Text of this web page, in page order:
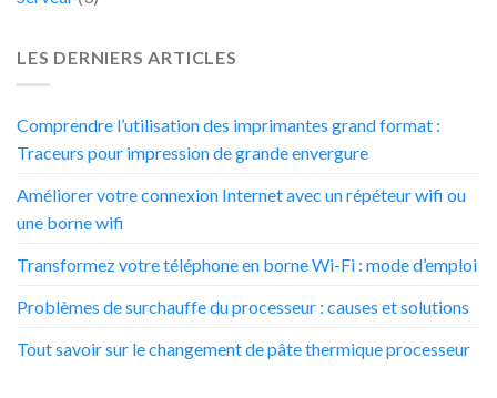
LES DERNIERS ARTICLES
Comprendre l’utilisation des imprimantes grand format :
Traceurs pour impression de grande envergure
Améliorer votre connexion Internet avec un répéteur wifi ou
une borne wifi
Transformez votre téléphone en borne Wi-Fi : mode d’emploi
Problèmes de surchauffe du processeur : causes et solutions
Tout savoir sur le changement de pâte thermique processeur